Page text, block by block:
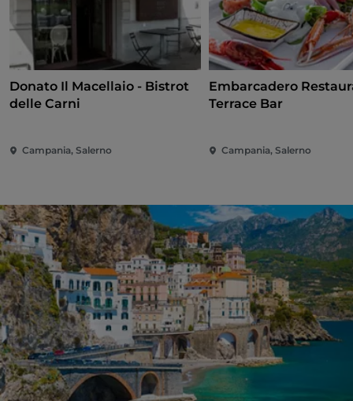
Donato Il Macellaio - Bistrot
delle Carni
Campania, Salerno
Embarcadero
Terrace Bar
Campania, Salerno